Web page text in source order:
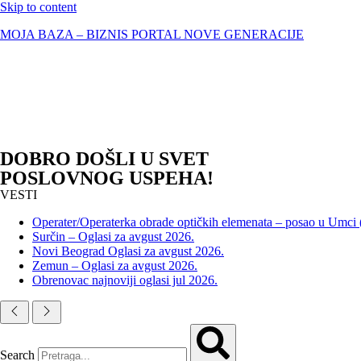
Skip to content
MOJA BAZA – BIZNIS PORTAL NOVE GENERACIJE
DOBRO DOŠLI U SVET
POSLOVNOG USPEHA!
VESTI
Operater/Operaterka obrade optičkih elemenata – posao u Umci
Surčin – Oglasi za avgust 2026.
Novi Beograd Oglasi za avgust 2026.
Zemun – Oglasi za avgust 2026.
Obrenovac najnoviji oglasi jul 2026.
Search